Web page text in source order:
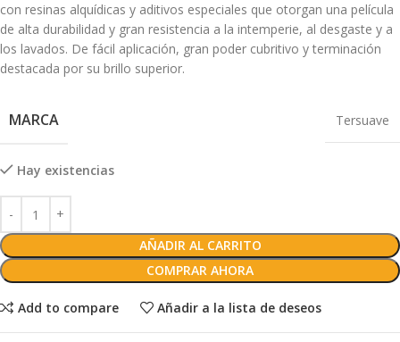
con resinas alquídicas y aditivos especiales que otorgan una película
de alta durabilidad y gran resistencia a la intemperie, al desgaste y a
los lavados. De fácil aplicación, gran poder cubritivo y terminación
destacada por su brillo superior.
MARCA Tersuave
Hay existencias
AÑADIR AL CARRITO
COMPRAR AHORA
Add to compare Añadir a la lista de deseos